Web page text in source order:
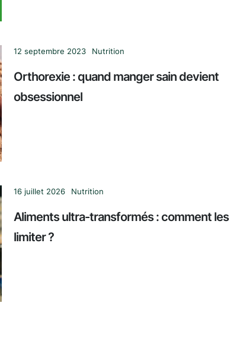
12 septembre 2023 Nutrition
Orthorexie : quand manger sain devient
obsessionnel
16 juillet 2026 Nutrition
Aliments ultra-transformés : comment les
limiter ?